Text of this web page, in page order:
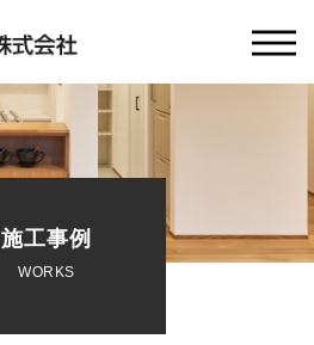
施工事例
WORKS